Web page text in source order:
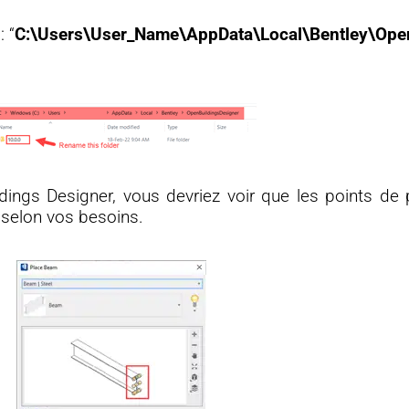
“
Designer, vous devriez voir que les points de
vos besoins.